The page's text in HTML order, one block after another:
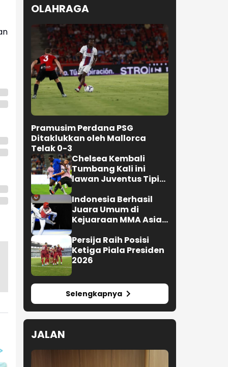
OLAHRAGA
Pramusim Perdana PSG
Ditaklukkan oleh Mallorca
Telak 0-3
Chelsea Kembali
Tumbang Kali ini
lawan Juventus Tipis
Indonesia Berhasil
Juara Umum di
Kejuaraan MMA Asian
Persija Raih Posisi
Ketiga Piala Presiden
2026
Selengkapnya
JALAN